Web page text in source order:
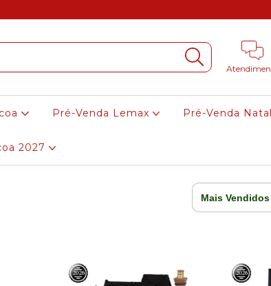
Pré-Venda Lemax Pré-Venda
2027